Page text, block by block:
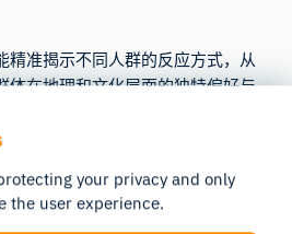
精准揭示不同人群的反应方式，从
体在地理和文化层面的独特偏好与
your privacy and only
the user experience.